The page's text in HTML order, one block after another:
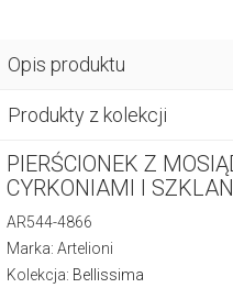
Opis produktu
Produkty z kolekcji
PIERŚCIONEK Z
CYRKONIAMI I
AR544-4866
Marka: Artelioni
Kolekcja: Bellissima